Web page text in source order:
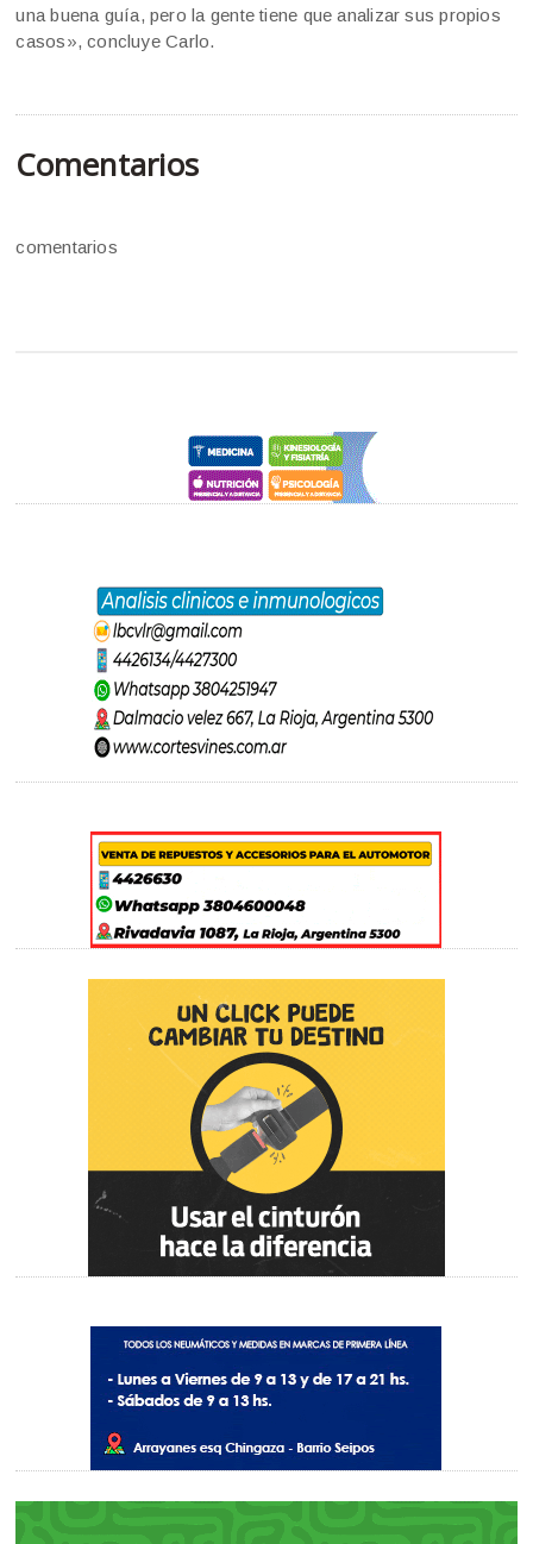
una buena guía, pero la gente tiene que analizar sus propios
casos», concluye Carlo.
Comentarios
comentarios